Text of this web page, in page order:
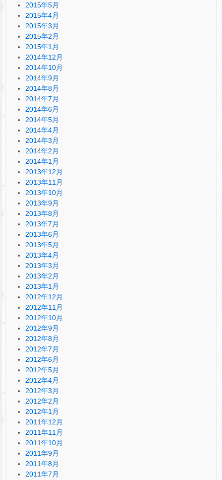
2015年5月
2015年4月
2015年3月
2015年2月
2015年1月
2014年12月
2014年10月
2014年9月
2014年8月
2014年7月
2014年6月
2014年5月
2014年4月
2014年3月
2014年2月
2014年1月
2013年12月
2013年11月
2013年10月
2013年9月
2013年8月
2013年7月
2013年6月
2013年5月
2013年4月
2013年3月
2013年2月
2013年1月
2012年12月
2012年11月
2012年10月
2012年9月
2012年8月
2012年7月
2012年6月
2012年5月
2012年4月
2012年3月
2012年2月
2012年1月
2011年12月
2011年11月
2011年10月
2011年9月
2011年8月
2011年7月